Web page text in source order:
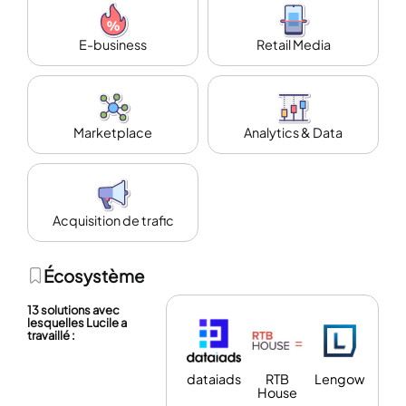
E-business Retail Media
Marketplace Analytics & Data
Acquisition de trafic
Écosystème
13 solutions avec
lesquelles Lucile a
travaillé :
dataiads
RTB
House
Lengow